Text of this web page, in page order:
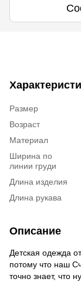
Размер
Возраст
Материал
Ширина по
линии груди
Длина изделия
Длина рукава
Описание
Детская одежда
потому что наш
точно знает, что